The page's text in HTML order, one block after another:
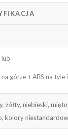
lub
górze + ABS na tyle
żółty, niebieski,
kolory